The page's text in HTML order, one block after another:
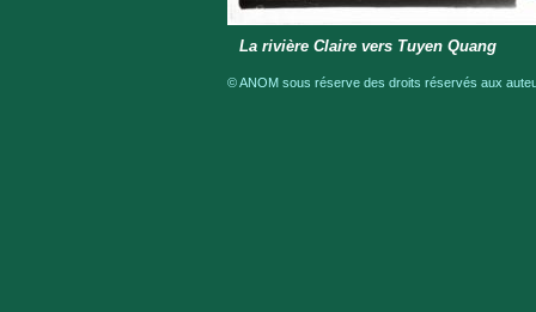
La rivière Claire vers Tuyen Quang
© ANOM sous réserve des droits réservés aux